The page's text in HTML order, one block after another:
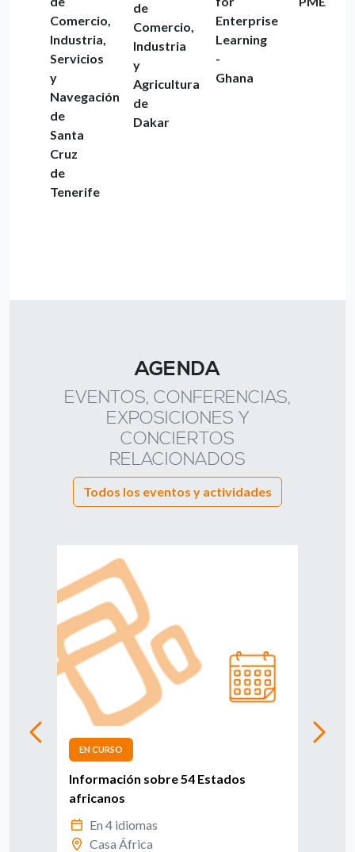
Comercio,
Industria,
Servicios
y
Navegación
de
Santa
Cruz
de
Tenerife
de
Comercio,
Industria
y
Agricultura
de
Dakar
Enterprise
Learning
-
Ghana
AGENDA
EVENTOS, CONFERENCIAS,
EXPOSICIONES Y
CONCIERTOS
RELACIONADOS
Todos los eventos y actividades
EN CURSO
Información sobre 54 Estados
africanos
En 4 idiomas
Casa África